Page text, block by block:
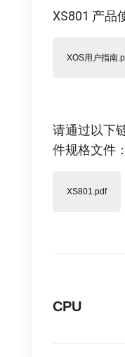
XS801 产品
XOS用户指南
请通过以下
件规格文件：
XS801.pdf
CPU